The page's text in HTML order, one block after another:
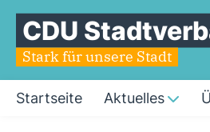
CDU
Stark für unsere Stadt
Startseite Aktuelles